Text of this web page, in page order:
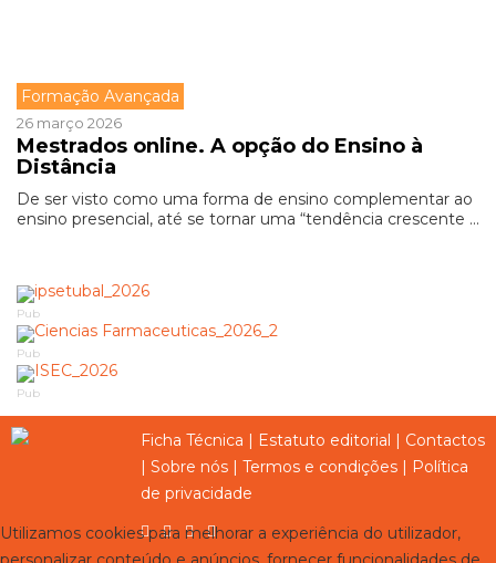
Formação Avançada
26 março 2026
Mestrados online. A opção do Ensino à
Distância
De ser visto como uma forma de ensino complementar ao
ensino presencial, até se tornar uma “tendência crescente ...
Pub
Pub
Pub
Ficha Técnica | Estatuto editorial | Contactos
| Sobre nós | Termos e condições | Política
de privacidade
Utilizamos cookies para melhorar a experiência do utilizador,